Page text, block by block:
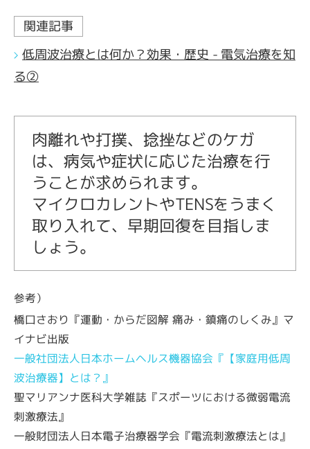
関連記事
低周波治療とは何か？効果・歴史 - 電気治療を知
る②
肉離れや打撲、捻挫などのケガ
は、病気や症状に応じた治療を行
うことが求められます。
マイクロカレントやTENSをうまく
取り入れて、早期回復を目指しま
しょう。
参考）
橋口さおり『運動・からだ図解 痛み・鎮痛のしくみ』マ
イナビ出版
一般社団法人日本ホームヘルス機器協会『【家庭用低周
波治療器】とは？』
聖マリアンナ医科大学雑誌『スポーツにおける微弱電流
刺激療法』
一般財団法人日本電子治療器学会『電流刺激療法とは』